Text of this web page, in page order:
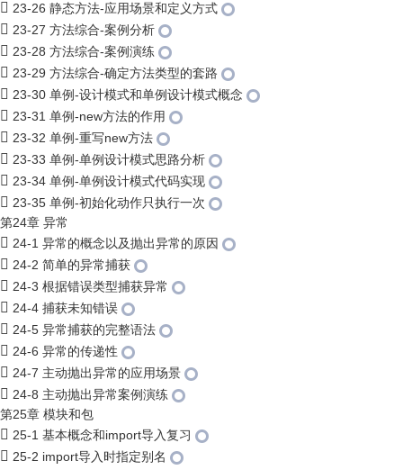
23-26 静态方法-应用场景和定义方式
23-27 方法综合-案例分析
23-28 方法综合-案例演练
23-29 方法综合-确定方法类型的套路
23-30 单例-设计模式和单例设计模式概念
23-31 单例-new方法的作用
23-32 单例-重写new方法
23-33 单例-单例设计模式思路分析
23-34 单例-单例设计模式代码实现
23-35 单例-初始化动作只执行一次
第24章 异常
24-1 异常的概念以及抛出异常的原因
24-2 简单的异常捕获
24-3 根据错误类型捕获异常
24-4 捕获未知错误
24-5 异常捕获的完整语法
24-6 异常的传递性
24-7 主动抛出异常的应用场景
24-8 主动抛出异常案例演练
第25章 模块和包
25-1 基本概念和import导入复习
25-2 import导入时指定别名